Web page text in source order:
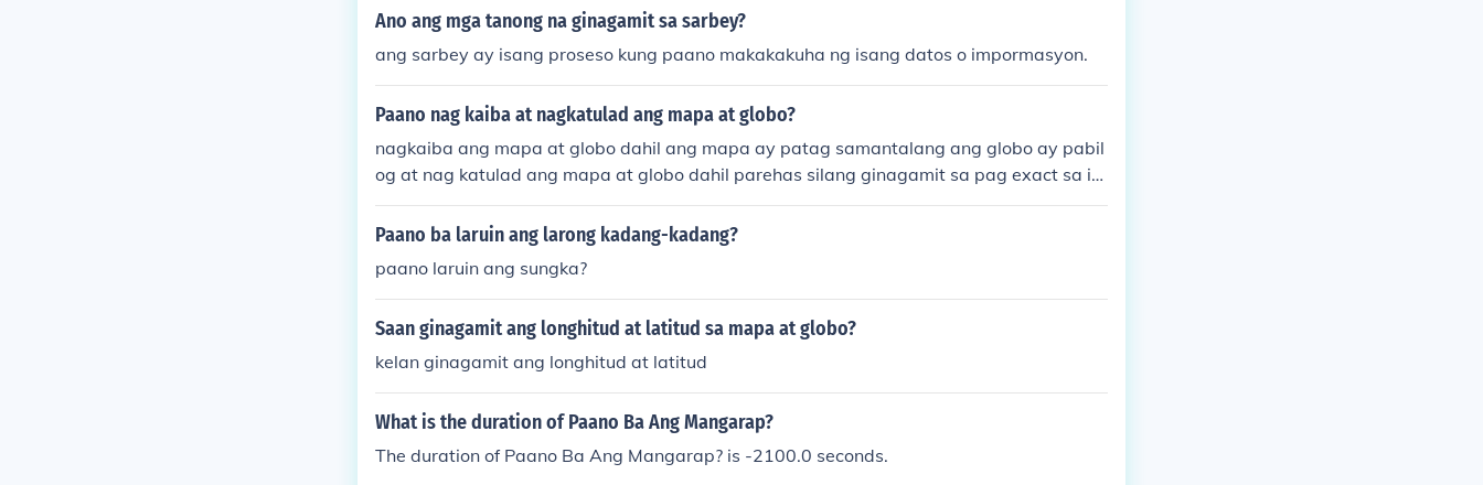
t paano nag-uugnay ang lokal na ekonomiya sa pandaigdigang merkado?
Ano ang mga tanong na ginagamit sa sarbey?
ang sarbey ay isang proseso kung paano makakakuha ng isang datos o impormasyon.
Paano nag kaiba at nagkatulad ang mapa at globo?
nagkaiba ang mapa at globo dahil ang mapa ay patag samantalang ang globo ay pabil
og at nag katulad ang mapa at globo dahil parehas silang ginagamit sa pag exact sa is
ang location
Paano ba laruin ang larong kadang-kadang?
paano laruin ang sungka?
Saan ginagamit ang longhitud at latitud sa mapa at globo?
kelan ginagamit ang longhitud at latitud
What is the duration of Paano Ba Ang Mangarap?
The duration of Paano Ba Ang Mangarap? is -2100.0 seconds.